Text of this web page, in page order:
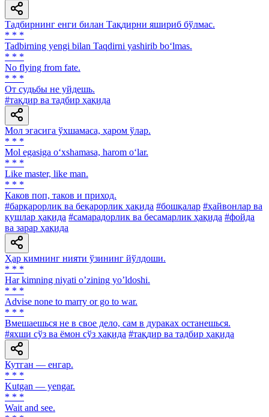
Тадбирнинг енги билан Тақдирни яшириб бўлмас.
* * *
Tadbirning yengi bilan Taqdirni yashirib bo‘lmas.
* * *
No flying from fate.
* * *
От судьбы не уйдешь.
#тақдир ва тадбир ҳақида
Мол эгасига ўхшамаса, ҳаром ўлар.
* * *
Mol egasiga o‘xshamasa, harom o‘lar.
* * *
Like master, like man.
* * *
Каков поп, таков и приход.
#барқарорлик ва беқарорлик ҳақида #бошқалар #ҳайвонлар ва
қушлар ҳақида #самарадорлик ва бесамарлик ҳақида #фойда
ва зарар ҳақида
Ҳар кимнинг нияти ўзининг йўлдоши.
* * *
Har kimning niyati oʼzining yoʼldoshi.
* * *
Advise none to marry or go to war.
* * *
Вмешаешься не в свое дело, сам в дураках останешься.
#яхши сўз ва ёмон сўз ҳақида #тақдир ва тадбир ҳақида
Кутган — енгар.
* * *
Kutgan — yengar.
* * *
Wait and see.